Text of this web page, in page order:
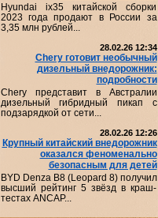
Hyundai ix35 китайской сборки
2023 года продают в России за
3,35 млн рублей...
28.02.26 12:34
Chery готовит необычный
дизельный внедорожник:
подробности
Chery представит в Австралии
дизельный гибридный пикап с
подзарядкой от сети...
28.02.26 12:26
Крупный китайский внедорожник
оказался феноменально
безопасным для детей
BYD Denza B8 (Leopard 8) получил
высший рейтинг 5 звёзд в краш-
тестах ANCAP...